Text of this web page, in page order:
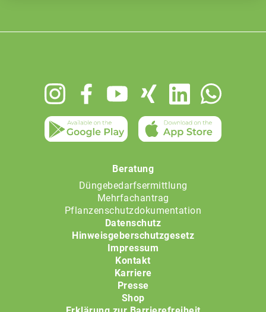
Beratung
Düngebedarfsermittlung
Mehrfachantrag
Pflanzenschutzdokumentation
Datenschutz
Hinweisgeberschutzgesetz
Impressum
Kontakt
Karriere
Presse
Shop